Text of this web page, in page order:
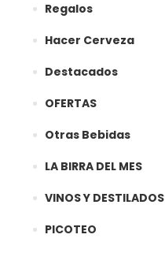
Regalos
Hacer Cerveza
Destacados
OFERTAS
Otras Bebidas
LA BIRRA DEL MES
VINOS Y DESTILADOS
PICOTEO